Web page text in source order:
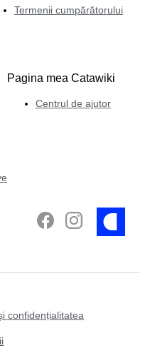
Termenii cumpărătorului
Pagina mea Catawiki
Centrul de ajutor
confidențialitatea